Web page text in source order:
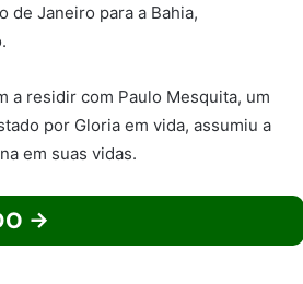
de Janeiro para a Bahia,
a residir com Paulo Mesquita, um
por Gloria em vida, assumiu a
em suas vidas.
→